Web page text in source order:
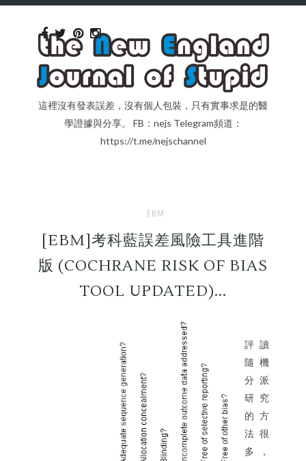
這裡沒有發表誤差，沒有個人包裝，只有實事求是的醫
學證據與分享。 FB：nejs Telegram頻道：
https://t.me/nejschannel
EBM
[EBM]考科藍誤差風險工具進階
版 (COCHRANE RISK OF BIAS
TOOL UPDATED)...
評讀
隨機
分派
研究
的方
法很
多，